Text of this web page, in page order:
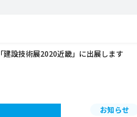
「建設技術展2020近畿」に出展します
お知らせ